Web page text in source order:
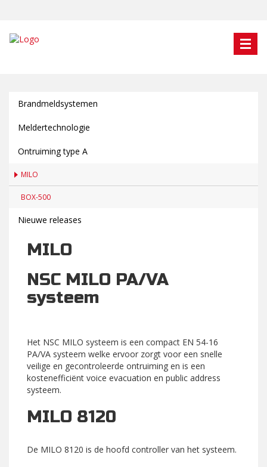
Brandmeldsystemen
Meldertechnologie
Ontruiming type A
MILO
BOX-500
Nieuwe releases
MILO
NSC MILO PA/VA
systeem
Het NSC MILO systeem is een compact EN 54-16
PA/VA systeem welke ervoor zorgt voor een snelle
veilige en gecontroleerde ontruiming en is een
kostenefficiënt voice evacuation en public address
systeem.
MILO 8120
De MILO 8120 is de hoofd controller van het systeem.